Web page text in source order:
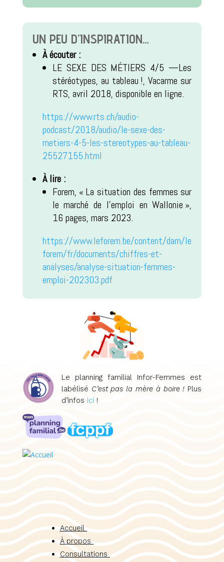
UN PEU D’INSPIRATION…
À écouter :
LE SEXE DES MÉTIERS 4/5 —Les
stéréotypes, au tableau !, Vacarme sur
RTS, avril 2018, disponible en ligne.
https://www.rts.ch/audio-
podcast/2018/audio/le-sexe-des-
metiers-4-5-les-stereotypes-au-tableau-
25527155.html
À lire :
Forem, « La situation des femmes sur
le marché de l’emploi en Wallonie »,
16 pages, mars 2023.
https://www.leforem.be/content/dam/le
forem/fr/documents/chiffres-et-
analyses/analyse-situation-femmes-
emploi-202303.pdf
Le planning familial Infor-Femmes est
labélisé C’est pas la mère à boire ! Plus
d’infos ici !
Accueil
À propos
Consultations